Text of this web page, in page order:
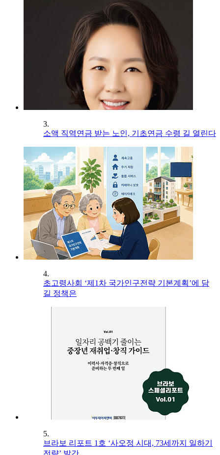
3.
소액 직역연금 받는 노인, 기초연금 수령 길 열린다
4.
초고령사회 ‘제1차 국가인구전략 기본계획’에 담
길 정책은
5.
브라보 리포트 1호 ‘사오정 시대, 73세까지 일하기